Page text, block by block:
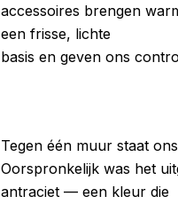
accessoires brengen
een frisse, lichte
basis en geven ons
Tegen één muur staat
Oorspronkelijk was het
antraciet — een kleur die